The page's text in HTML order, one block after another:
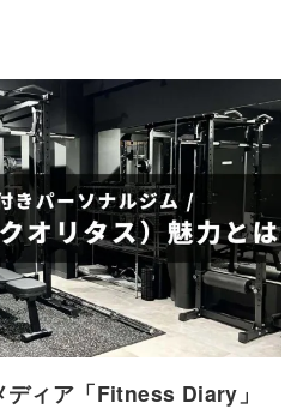
ィア「Fitness Diary」